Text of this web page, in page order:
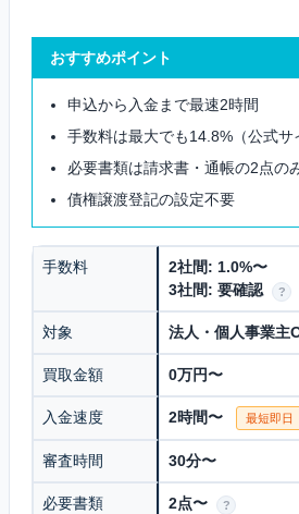
おすすめポイント
申込から入金まで最速2時間
手数料は最大でも14.8%（公式サ
必要書類は請求書・通帳の2点の
債権譲渡登記の設定不要
手数料
2社間: 1.0%〜
3社間: 要確認
?
対象 法人・個人事業主
買取金額 0万円〜
入金速度 2時間〜 最短即日
審査時間 30分〜
必要書類 2点〜 ?